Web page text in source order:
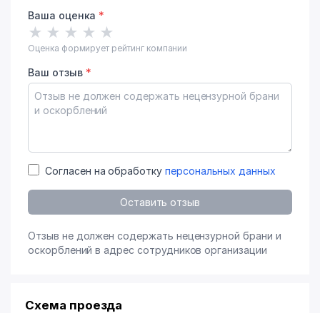
Ваша оценка *
★ ★ ★ ★ ★
Оценка формирует рейтинг компании
Ваш отзыв *
Согласен на обработку персональных данных
Оставить отзыв
Отзыв не должен содержать нецензурной брани и
оскорблений в адрес сотрудников организации
Схема проезда